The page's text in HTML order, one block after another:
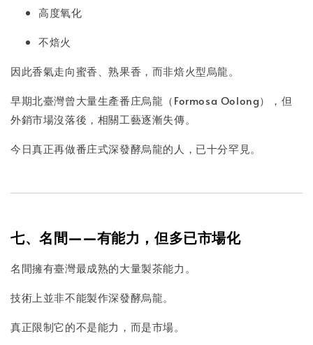
高度氧化
不焙火
因此香氣走向蜜香、熟果香，而非焙火型烏龍。
早期北臺灣曾大量生產番庄烏龍（Formosa Oolong），但
外銷市場沒落後，相關工藝逐漸失傳。
今日真正再做番庄式深發酵烏龍的人，已十分罕見。
七、名間——有能力，但多已市場化
名間擁有臺灣最成熟的大量製茶能力。
技術上並非不能製作深發酵烏龍。
真正限制它的不是能力，而是市場。